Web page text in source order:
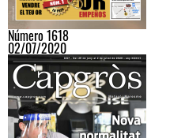
Número 1618
02/07/2020